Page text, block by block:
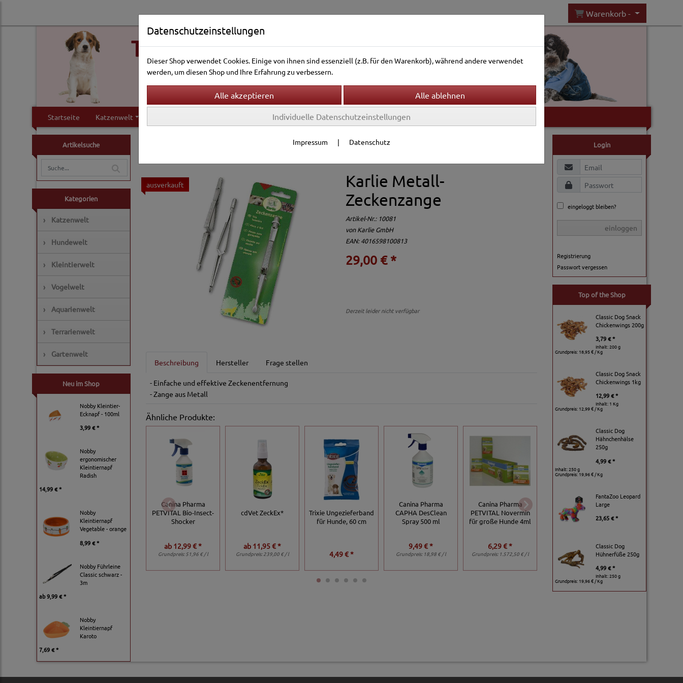
Warenkorb -
Startseite Katzenwelt Vogelwelt Aquarienwelt Terrarienwelt
Artikelsuche
Kategorien
› Katzenwelt
› Hundewelt
› Kleintierwelt
› Vogelwelt
› Aquarienwelt
› Terrarienwelt
› Gartenwelt
Neu im Shop
Nobby Kleintier-
Ecknapf - 100ml
3,99 € *
Nobby
ergonomischer
Kleintiernapf
Radish
14,99 € *
Nobby
Kleintiernapf
Vegetable - orange
8,99 € *
Nobby Führleine
Classic schwarz -
3m
ab9,99 € *
Nobby
Kleintiernapf
Karoto
7,69 € *
Ungeziefer-Schutz
ausverkauft
Karlie Metall-
Zeckenzange
Artikel-Nr.: 10081
vonKarlie GmbH
EAN: 4016598100813
29,00 € *
Derzeit leider nicht verfügbar
Beschreibung Hersteller Frage stellen
- Einfache und effektive Zeckenentfernung
- Zange aus Metall
Ähnliche Produkte:
Canina Pharma
PETVITAL Bio-Insect-
Shocker
ab 12,99 € *
Grundpreis:51,96 € / l
cdVet ZeckEx*
ab 11,95 € *
Grundpreis:239,00 € / l
Trixie Ungezieferband
für Hunde, 60 cm
4,49 € *
Canina Pharma
CAPHA DesClean
Spray 500 ml
9,49 € *
Grundpreis: 18,98 € / l
Canina Pharma
PETVITAL Novermin
für große Hunde 4ml
6,29 € *
Grundpreis: 1.572,50 € / l
cdVet MilbenEx*
Ohrreiniger 20 ml
Grundpreis:747,50 € / l
Login
eingeloggt bleiben?
einloggen
Registrierung
Passwort vergessen
Top of the Shop
Classic Dog Snack
Chickenwings 200g
3,79 € *
Inhalt: 200 g
Grundpreis: 18,95 € / Kg
Classic Dog Snack
Chickenwings 1kg
12,99 € *
Inhalt: 1 Kg
Grundpreis: 12,99 € / Kg
Classic Dog
Hähnchenhälse
250g
4,99 € *
Inhalt: 250 g
Grundpreis:19,96 € / Kg
FantaZoo Leopard
Large
23,65 € *
Classic Dog
Hühnerfüße 250g
4,99 € *
Inhalt: 250 g
Grundpreis: 19,96 € / Kg
Datenschutzeinstellungen
Dieser Shop verwendet Cookies. Einige von ihnen sind essenziell (z.B. für den Warenkorb), während andere verwendet
werden, um diesen Shop und Ihre Erfahrung zu verbessern.
Individuelle Datenschutzeinstellungen
Impressum | Datenschutz